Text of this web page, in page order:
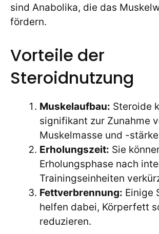
sind Anabolika, die das
fördern.
Vorteile der
Steroidnutzung
Muskelaufbau: Steroide
signifikant zur Zunahme
Muskelmasse und -
Erholungszeit: Sie
Erholungsphase nach
Trainingseinheiten
Fettverbrennung: Einige
helfen dabei, Körperfett
reduzieren.